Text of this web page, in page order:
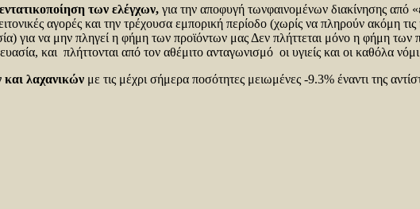
των ελέγχων, για την αποφυγή τωνφαινομένων διακίνησης από
αγορές και την τρέχουσα εμπορική περίοδο (χωρίς να πληρούν ακόμη τις
για να μην πληγεί η φήμη των προϊόντων μας Δεν πλήττεται μόνο η φήμη
και πλήττονται από τον αθέμιτο ανταγωνισμό οι υγιείς και οι καθόλα
λαχανικών με τις μέχρι σήμερα ποσότητες μειωμένες -9.3% έναντι της